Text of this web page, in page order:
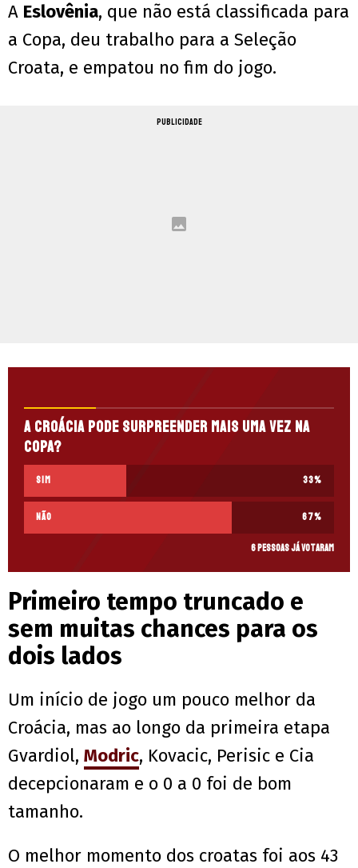
A Eslovênia, que não está classificada para
a Copa, deu trabalho para a Seleção
Croata, e empatou no fim do jogo.
PUBLICIDADE
A Croácia pode surpreender mais uma vez na
Copa?
SIM 33%
NÃO 67%
6 pessoas já votaram
Primeiro tempo truncado e
sem muitas chances para os
dois lados
Um início de jogo um pouco melhor da
Croácia, mas ao longo da primeira etapa
Gvardiol, Modric, Kovacic, Perisic e Cia
decepcionaram e o 0 a 0 foi de bom
tamanho.
O melhor momento dos croatas foi aos 43